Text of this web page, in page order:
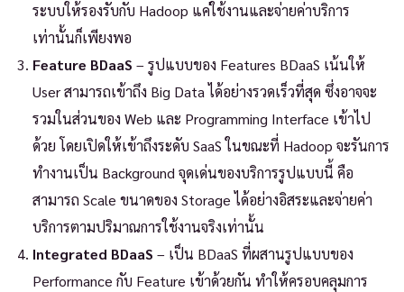
ระบบให้รองรับกับ Hadoop แค่ใช้งานและจ่ายค่าบริการ
เท่านั้นก็เพียงพอ
Feature BDaaS – รูปแบบของ Features BDaaS เน้นให้
User สามารถเข้าถึง Big Data ได้อย่างรวดเร็วที่สุด ซึ่งอาจจะ
รวมในส่วนของ Web และ Programming Interface เข้าไป
ด้วย โดยเปิดให้เข้าถึงระดับ SaaS ในขณะที่ Hadoop จะรันการ
ทำงานเป็น Background จุดเด่นของบริการรูปแบบนี้ คือ
สามารถ Scale ขนาดของ Storage ได้อย่างอิสระและจ่ายค่า
บริการตามปริมาณการใช้งานจริงเท่านั้น
Integrated BDaaS – เป็น BDaaS ที่ผสานรูปแบบของ
Performance กับ Feature เข้าด้วยกัน ทำให้ครอบคลุมการ